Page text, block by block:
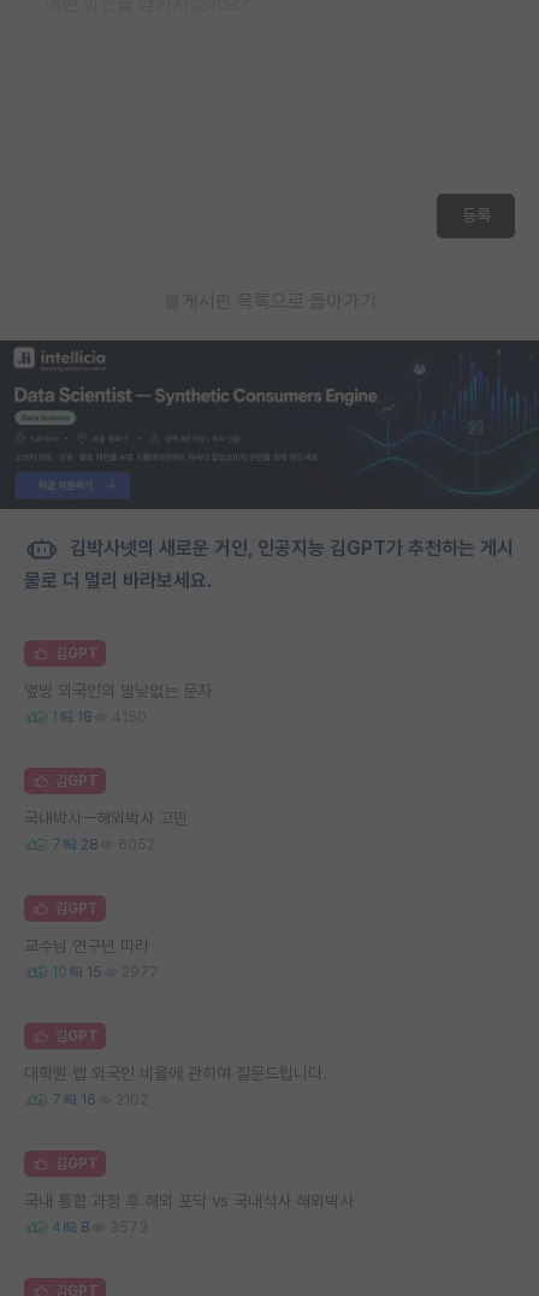
등록
게시판 목록으로 돌아가기
김박사넷의 새로운 거인, 인공지능 김GPT가 추천하는 게시
물로 더 멀리 바라보세요.
김GPT
옆방 외국인의 밤낮없는 문자
1 18 4150
김GPT
국내박사ㅡ해외박사 고민
7 28 6052
김GPT
교수님 연구년 따라
10 15 2977
김GPT
대학원 랩 외국인 비율에 관하여 질문드립니다.
7 16 2102
김GPT
국내 통합 과정 후 해외 포닥 vs 국내석사 해외박사
4 8 3573
김GPT